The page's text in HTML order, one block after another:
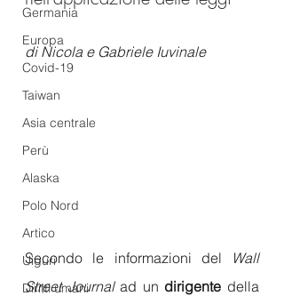
Germania
Europa
Covid-19
Taiwan
Asia centrale
Perù
Alaska
Polo Nord
Artico
Uiguri
Diritti umani
di Nicola e Gabriele Iuvinale
Secondo le informazioni del
Wall
Street Journal ad un dirigente